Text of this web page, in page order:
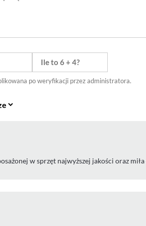
po weryfikacji przez administratora.
w sprzęt najwyższej jakości oraz miła